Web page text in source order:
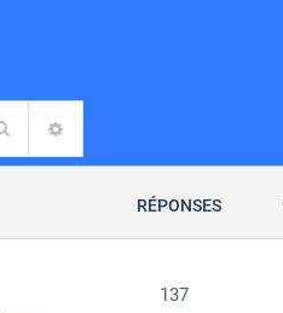
Rechercher
RÉPONSES
137